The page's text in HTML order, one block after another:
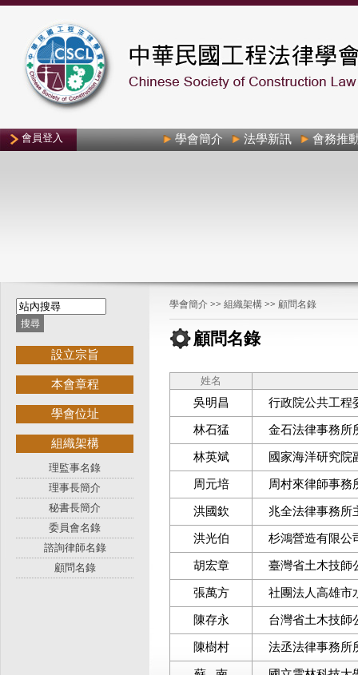
會員登入 學會簡介 法學新訊 會務推
設立宗旨
本會章程
學會位址
組織架構
理監事名錄
理事長簡介
秘書長簡介
委員會名錄
諮詢律師名錄
顧問名錄
學會簡介 >> 組織架構 >> 顧問名錄
顧問名錄
姓名
吳明昌 行政院公共工程
林石猛 金石法律事務所
林英斌 國家海洋研究院
周元培 周村來律師事務
洪國欽 兆全法律事務所
洪光伯 杉鴻營造有限公
胡宏章 臺灣省土木技師
張萬方 社團法人高雄市
陳存永 台灣省土木技師
陳樹村 法丞法律事務所